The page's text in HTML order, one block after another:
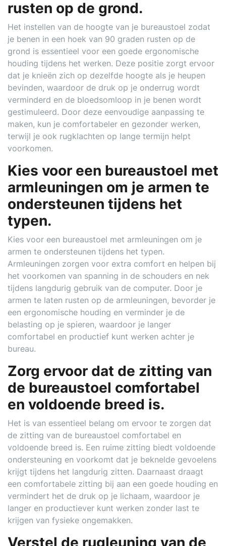
rusten op de grond.
Het instellen van de hoogte van je bureaustoel zodat
je benen in een hoek van 90 graden rusten op de
grond is essentieel voor een goede ergonomische
houding tijdens het werken. Deze positie zorgt ervoor
dat je knieën zich op dezelfde hoogte als je heupen
bevinden, waardoor de druk op je onderrug wordt
verminderd en de bloedsomloop in je benen wordt
gestimuleerd. Door deze eenvoudige aanpassing te
maken, kun je comfortabeler en gezonder werken,
terwijl je ook rugklachten op lange termijn helpt
voorkomen.
Kies voor een bureaustoel met
armleuningen om je armen te
ondersteunen tijdens het
typen.
Kies voor een bureaustoel met armleuningen om je
armen te ondersteunen tijdens het typen.
Armleuningen zorgen voor extra comfort en helpen bij
het voorkomen van spanning in de schouders en nek
tijdens langdurig gebruik van de computer. Door je
armen te laten rusten op de armleuningen, bevorder je
een ergonomische houding en verminder je de
belasting op je spieren, waardoor je langer
comfortabel en productief kunt werken achter je
bureau.
Zorg ervoor dat de zitting van
de bureaustoel comfortabel
en voldoende breed is.
Het is van essentieel belang om ervoor te zorgen dat
de zitting van de bureaustoel comfortabel en
voldoende breed is. Een ruime zitting biedt voldoende
ondersteuning en voorkomt dat je beknelde gevoelens
krijgt tijdens het langdurig zitten. Daarnaast draagt
een comfortabele zitting bij aan een goede houding en
vermindert het de druk op je lichaam, waardoor je
langer en productiever kunt werken zonder last te
krijgen van fysieke ongemakken.
Verstel de rugleuning van de